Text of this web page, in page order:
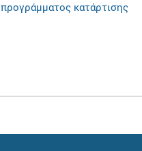
προγράμματος κατάρτισης